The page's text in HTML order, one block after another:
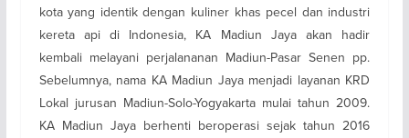
kota yang identik dengan kuliner khas pecel dan industri
kereta api di Indonesia, KA Madiun Jaya akan hadir
kembali melayani perjalananan Madiun-Pasar Senen pp.
Sebelumnya, nama KA Madiun Jaya menjadi layanan KRD
Lokal jurusan Madiun-Solo-Yogyakarta mulai tahun 2009.
KA Madiun Jaya berhenti beroperasi sejak tahun 2016